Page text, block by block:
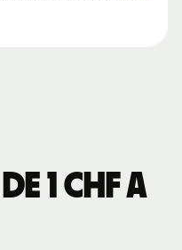
1 CHF a